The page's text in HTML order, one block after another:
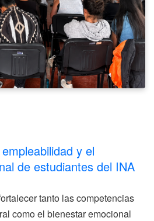
y el
de estudiantes del INA
tanto las competencias
como el bienestar emocional